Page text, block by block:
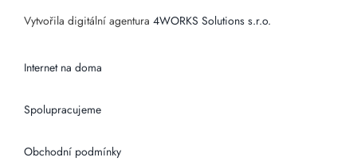
Vytvořila digitální agentura 4WORKS Solutions s.r.o.
Internet na doma
Spolupracujeme
Obchodní podmínky